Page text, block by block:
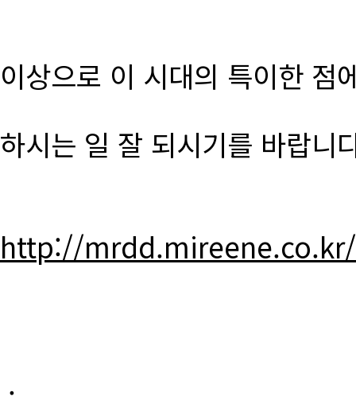
이상으로 이 시대의 특이한 점
하시는 일 잘 되시기를 바랍니
http://
.